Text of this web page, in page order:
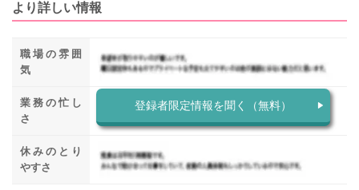
より詳しい情報
職場の雰囲
気
業務の忙し
さ
休みのとり
やすさ
登録者限定情報を聞く（無料）